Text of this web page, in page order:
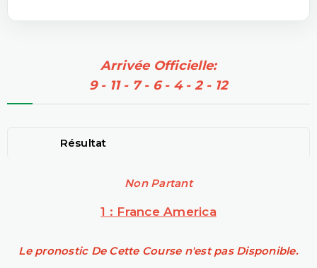
Arrivée Officielle:
9 - 11 - 7 - 6 - 4 - 2 - 12
Résultat
Non Partant
1 : France America
Le pronostic De Cette Course n'est pas Disponible.